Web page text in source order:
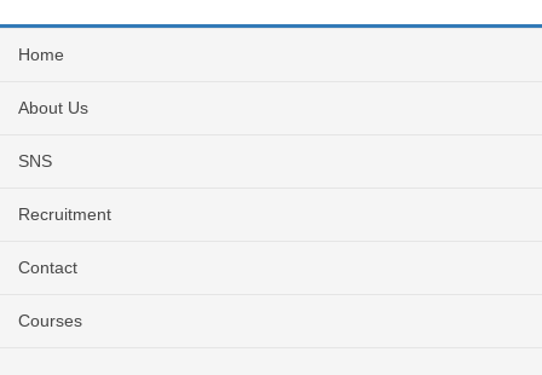
Home
About Us
SNS
Recruitment
Contact
Courses